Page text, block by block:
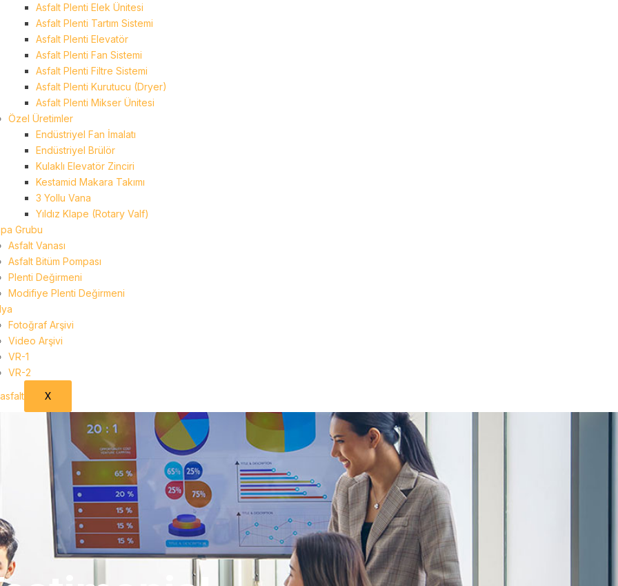
Asfalt Plenti Elek Ünitesi
Asfalt Plenti Tartım Sistemi
Asfalt Plenti Elevatör
Asfalt Plenti Fan Sistemi
Asfalt Plenti Filtre Sistemi
Asfalt Plenti Kurutucu (Dryer)
Asfalt Plenti Mikser Ünitesi
Özel Üretimler
Endüstriyel Fan İmalatı
Endüstriyel Brülör
Kulaklı Elevatör Zinciri
Kestamid Makara Takımı
3 Yollu Vana
Yıldız Klape (Rotary Valf)
Grubu
Asfalt Vanası
Asfalt Bitüm Pompası
Plenti Değirmeni
Modifiye Plenti Değirmeni
Fotoğraf Arşivi
Video Arşivi
VR-1
VR-2
X